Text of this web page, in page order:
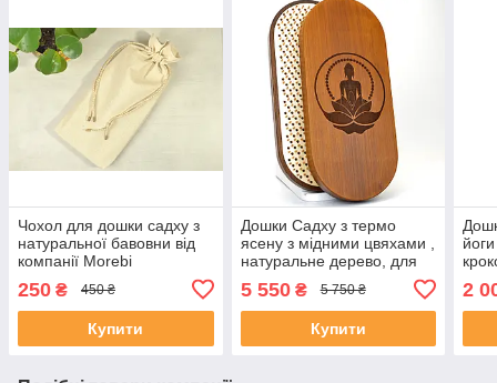
Чохол для дошки садху з
натуральної бавовни від
компанії Morebi
250 ₴ 450 ₴
Купити
Дошки Садху з термо
ясену з мідними цвяхами ,
натуральне дерево, для
новачків, для початківців з
кроком 10 мм Медитація
5 550₴ 5 750 ₴
Купити
2